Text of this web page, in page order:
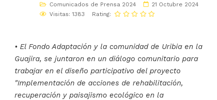
Comunicados de Prensa 2024
21 Octubre 2024
Visitas: 1383
Rating:
• El Fondo Adaptación y la comunidad de Uribia en la
Guajira, se juntaron en un diálogo comunitario para
trabajar en el diseño participativo del proyecto
"Implementación de acciones de rehabilitación,
recuperación y paisajismo ecológico en la